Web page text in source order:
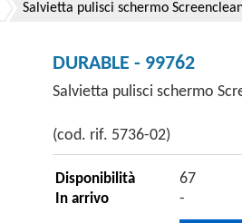
Salvietta pulisci schermo
DURABLE - 99762
Salvietta pulisci schermo
(cod. rif. 5736-02)
Disponibilità 67
In arrivo -